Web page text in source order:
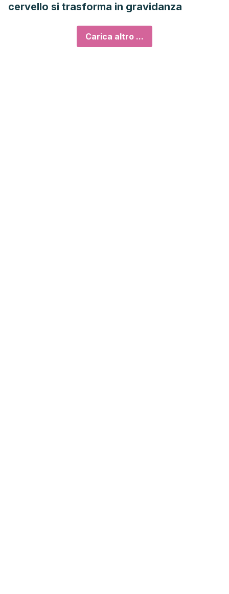
cervello si trasforma in gravidanza
Carica altro ...